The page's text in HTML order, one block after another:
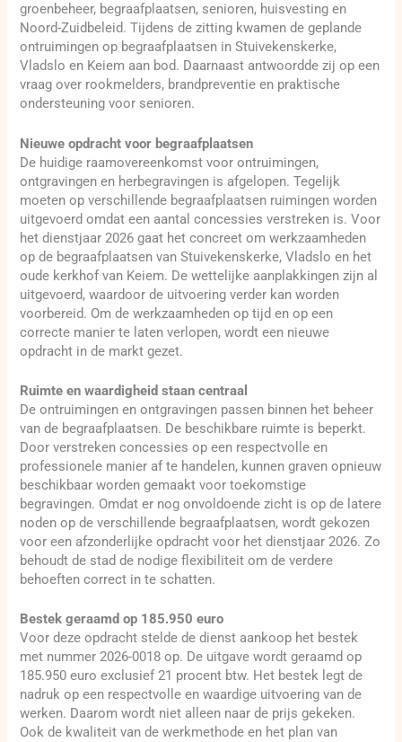
groenbeheer, begraafplaatsen, senioren, huisvesting en
Noord-Zuidbeleid. Tijdens de zitting kwamen de geplande
ontruimingen op begraafplaatsen in Stuivekenskerke,
Vladslo en Keiem aan bod. Daarnaast antwoordde zij op een
vraag over rookmelders, brandpreventie en praktische
ondersteuning voor senioren.
Nieuwe opdracht voor begraafplaatsen
De huidige raamovereenkomst voor ontruimingen,
ontgravingen en herbegravingen is afgelopen. Tegelijk
moeten op verschillende begraafplaatsen ruimingen worden
uitgevoerd omdat een aantal concessies verstreken is. Voor
het dienstjaar 2026 gaat het concreet om werkzaamheden
op de begraafplaatsen van Stuivekenskerke, Vladslo en het
oude kerkhof van Keiem. De wettelijke aanplakkingen zijn al
uitgevoerd, waardoor de uitvoering verder kan worden
voorbereid. Om de werkzaamheden op tijd en op een
correcte manier te laten verlopen, wordt een nieuwe
opdracht in de markt gezet.
Ruimte en waardigheid staan centraal
De ontruimingen en ontgravingen passen binnen het beheer
van de begraafplaatsen. De beschikbare ruimte is beperkt.
Door verstreken concessies op een respectvolle en
professionele manier af te handelen, kunnen graven opnieuw
beschikbaar worden gemaakt voor toekomstige
begravingen. Omdat er nog onvoldoende zicht is op de latere
noden op de verschillende begraafplaatsen, wordt gekozen
voor een afzonderlijke opdracht voor het dienstjaar 2026. Zo
behoudt de stad de nodige flexibiliteit om de verdere
behoeften correct in te schatten.
Bestek geraamd op 185.950 euro
Voor deze opdracht stelde de dienst aankoop het bestek
met nummer 2026-0018 op. De uitgave wordt geraamd op
185.950 euro exclusief 21 procent btw. Het bestek legt de
nadruk op een respectvolle en waardige uitvoering van de
werken. Daarom wordt niet alleen naar de prijs gekeken.
Ook de kwaliteit van de werkmethode en het plan van